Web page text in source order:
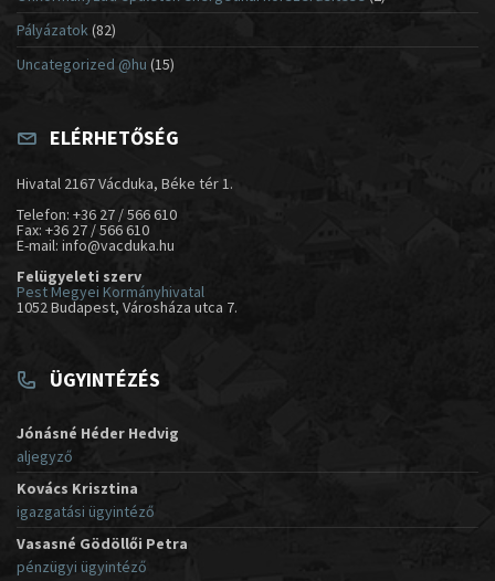
Pályázatok (82)
Uncategorized @hu (15)
ELÉRHETŐSÉG
Hivatal 2167 Vácduka, Béke tér 1.
Telefon: +36 27 / 566 610
Fax: +36 27 / 566 610
E-mail: info@vacduka.hu
Felügyeleti szerv
Pest Megyei Kormányhivatal
1052 Budapest, Városháza utca 7.
ÜGYINTÉZÉS
Jónásné Héder Hedvig
aljegyző
Kovács Krisztina
igazgatási ügyintéző
Vasasné Gödöllői Petra
pénzügyi ügyintéző